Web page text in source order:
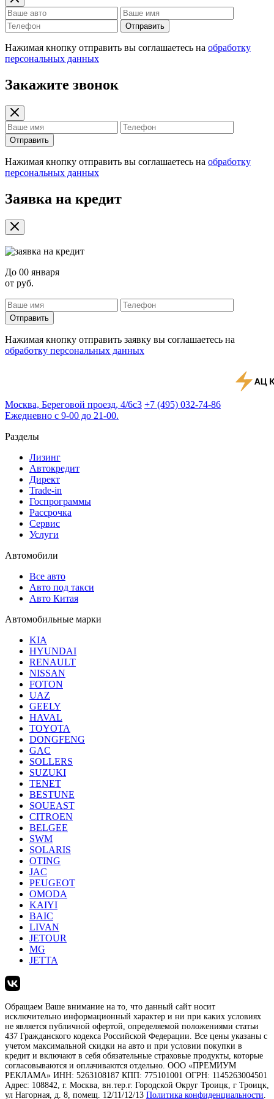
Отправить
Нажимая кнопку отправить вы соглашаетесь на обработку
персональных данных
Закажите звонок
Отправить
Нажимая кнопку отправить вы соглашаетесь на обработку
персональных данных
Заявка на кредит
До 00 января
от руб.
Отправить
Нажимая кнопку отправить заявку вы соглашаетесь на
обработку персональных данных
Москва, Береговой проезд, 4/6с3 +7 (495) 032-74-86
Ежедневно с 9-00 до 21-00.
Разделы
Лизинг
Автокредит
Директ
Trade-in
Госпрограммы
Рассрочка
Сервис
Услуги
Автомобили
Все авто
Авто под такси
Авто Китая
Автомобильные марки
KIA
HYUNDAI
RENAULT
NISSAN
FOTON
UAZ
GEELY
HAVAL
TOYOTA
DONGFENG
GAC
SOLLERS
SUZUKI
TENET
BESTUNE
SOUEAST
CITROEN
BELGEE
SWM
SOLARIS
OTING
JAC
PEUGEOT
OMODA
KAIYI
BAIC
LIVAN
JETOUR
MG
JETTA
Обращаем Ваше внимание на то, что данный сайт носит
исключительно информационный характер и ни при каких условиях
не является публичной офертой, определяемой положениями статьи
437 Гражданского кодекса Российской Федерации. Все цены указаны с
учетом максимальной скидки на авто и при условии покупки в
кредит и включают в себя обязательные страховые продукты, которые
согласовываются и оплачиваются отдельно. ООО «ПРЕМИУМ
РЕКЛАМА» ИНН: 5263108187 КПП: 775101001 ОГРН: 1145263004501
Адрес: 108842, г. Москва, вн.тер.г. Городской Округ Троицк, г Троицк,
ул Нагорная, д. 8, помещ. 12/11/12/13 Политика конфиденциальности.